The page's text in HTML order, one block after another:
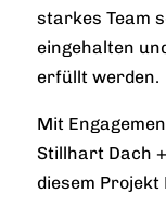
starkes Team
eingehalten
erfüllt werden.
Mit
Stillhart Dach
diesem